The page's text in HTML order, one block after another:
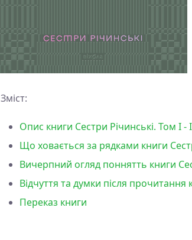
Зміст:
Опис книги Сестри Річинські. Том І -
Що ховається за рядками книги
Вичерпний огляд поннятть книги
Відчуття та думки після прочитання
Переказ книги